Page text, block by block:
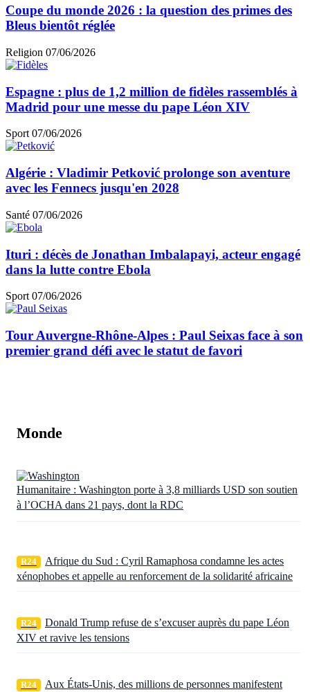
Coupe du monde 2026 : la question des primes des
Bleus bientôt réglée
Religion 07/06/2026
Espagne : plus de 1,2 million de fidèles rassemblés à
Madrid pour une messe du pape Léon XIV
Sport 07/06/2026
Algérie : Vladimir Petković prolonge son aventure
avec les Fennecs jusqu'en 2028
Santé 07/06/2026
Ituri : décès de Jonathan Imbalapayi, acteur engagé
dans la lutte contre Ebola
Sport 07/06/2026
Tour Auvergne-Rhône-Alpes : Paul Seixas face à son
premier grand défi avec le statut de favori
Monde
Humanitaire : Washington porte à 3,8 milliards USD son soutien
à l’OCHA dans 21 pays, dont la RDC
R24
Afrique du Sud : Cyril Ramaphosa condamne les actes
xénophobes et appelle au renforcement de la solidarité africaine
R24
Donald Trump refuse de s’excuser auprès du pape Léon
XIV et ravive les tensions
R24
Aux États‑Unis, des millions de personnes manifestent